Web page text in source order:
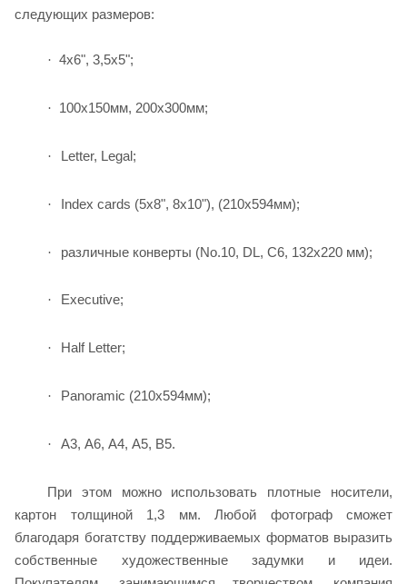
следующих размеров:
· 4x6", 3,5x5";
· 100x150мм, 200x300мм;
· Letter, Legal;
· Index cards (5x8", 8x10"), (210x594мм);
· различные конверты (No.10, DL, C6, 132x220 мм);
· Executive;
· Half Letter;
· Panoramic (210x594мм);
· A3, A6, A4, A5, B5.
При этом можно использовать плотные носители,
картон толщиной 1,3 мм. Любой фотограф сможет
благодаря богатству поддерживаемых форматов выразить
собственные художественные задумки и идеи.